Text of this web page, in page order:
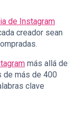
de Instagram
creador sean
más allá de
de más de 400
clave